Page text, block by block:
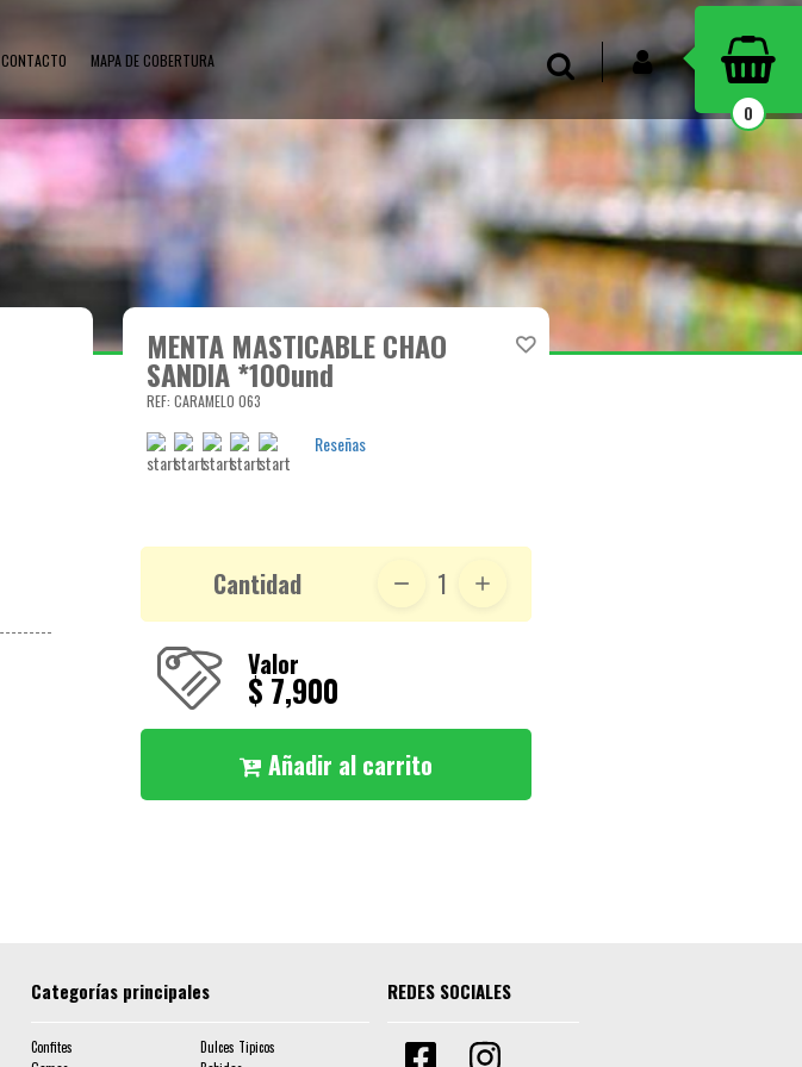
CONTACTO MAPA DE COBERTURA INICIAR SESIÓN
Buscar
0
MENTA MASTICABLE CHAO
SANDIA *100und
REF: CARAMELO 063
Reseñas
Cantidad 1
Valor
$ 7,900
Añadir al carrito
Categorías principales
Confites
Dulces Tipicos
REDES SOCIALES